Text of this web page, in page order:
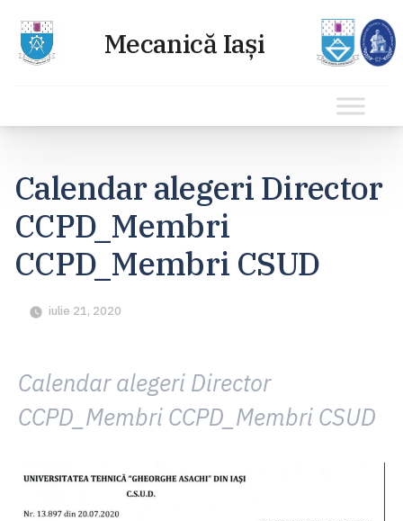
conținut
Calendar alegeri Director
CCPD_Membri
CCPD_Membri CSUD
iulie 21, 2020
Calendar alegeri Director
CCPD_Membri CCPD_Membri CSUD